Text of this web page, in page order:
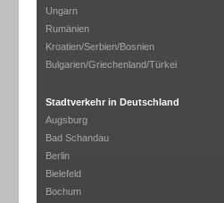
Ungarn
Rumänien
Kroatien/Serbien/Bosnien
Bulgarien/Griechenland/Türkei
Stadtverkehr in Deutschland
Augsburg
Bad Schandau
Berlin
Bielefeld
Bochum